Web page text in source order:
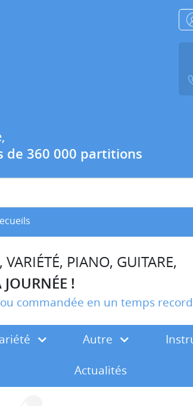
de 360 000 partitions
PIANO, GUITARE,
!
commandée en un temps
Autre
Actualités